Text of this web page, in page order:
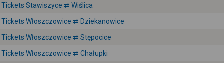
Tickets Stawiszyce ⇄ Wiślica
Tickets Włoszczowice ⇄ Dziekanowice
Tickets Włoszczowice ⇄ Stępocice
Tickets Włoszczowice ⇄ Chałupki